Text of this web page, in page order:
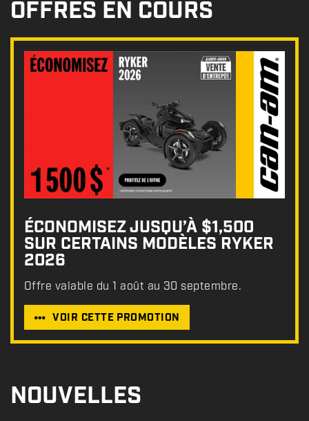
OFFRES EN COURS
ÉCONOMISEZ JUSQU’À $1,500
SUR CERTAINS MODÈLES RYKER
2026
Offre valable du 1 août au 30 septembre.
VOIR CETTE PROMOTION
NOUVELLES